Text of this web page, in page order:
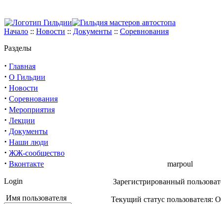
Начало :: Новости :: Документы :: Соревнования
Разделы
· Главная
· О Гильдии
· Новости
· Соревнования
· Мероприятия
· Лекции
· Документы
· Наши люди
· ЖЖ-сообщество
· Вконтакте
Login
Имя пользователя
marpoul
Зарегистрированный
Текущий статус пользователя: